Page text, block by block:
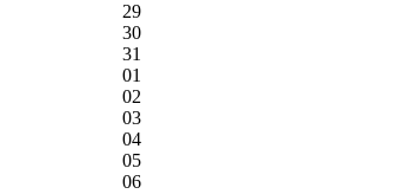
29
30
31
01
02
03
04
05
06